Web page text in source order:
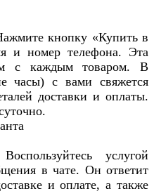
кнопку «Купить в
и номер телефона. Эта
с каждым товаром. В
часы) с вами свяжется
доставки и оплаты.
услугой
в чате. Он ответит
и оплате, а также